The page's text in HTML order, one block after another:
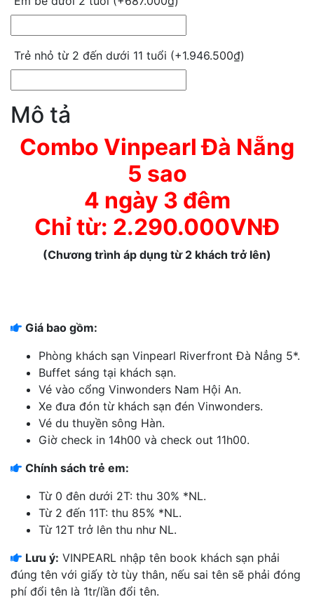
Trẻ nhỏ từ 2 đến dưới 11 tuổi (+1.946.500₫)
Mô tả
Combo Vinpearl Đà Nẵng
5 sao
4 ngày 3 đêm
Chỉ từ: 2.290.000VNĐ
(Chương trình áp dụng từ 2 khách trở lên)
Giá bao gồm:
Phòng khách sạn Vinpearl Riverfront Đà Nẳng 5*.
Buffet sáng tại khách sạn.
Vé vào cổng Vinwonders Nam Hội An.
Xe đưa đón từ khách sạn đén Vinwonders.
Vé du thuyền sông Hàn.
Giờ check in 14h00 và check out 11h00.
Chính sách trẻ em:
Từ 0 đên dưới 2T: thu 30% *NL.
Từ 2 đến 11T: thu 85% *NL.
Từ 12T trở lên thu như NL.
Lưu ý: VINPEARL nhập tên book khách sạn phải
đúng tên với giấy tờ tùy thân, nếu sai tên sẽ phải đóng
phí đổi tên là 1tr/lần đổi tên.